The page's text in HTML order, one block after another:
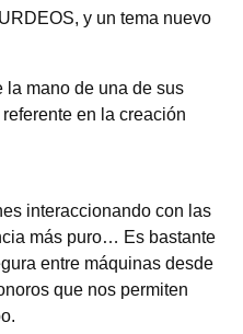
y un tema nuevo
la mano de una de sus
en la creación
interaccionando con las
más puro… Es bastante
entre máquinas desde
que nos permiten